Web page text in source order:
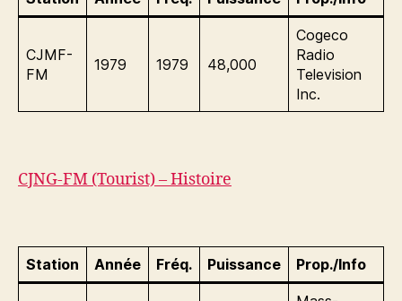
CJMF-
FM
1979 1979 48,000
Cogeco
Radio
Television
Inc.
CJNG-FM (Tourist) – Histoire
Station Année Fréq. Puissance Prop./Info